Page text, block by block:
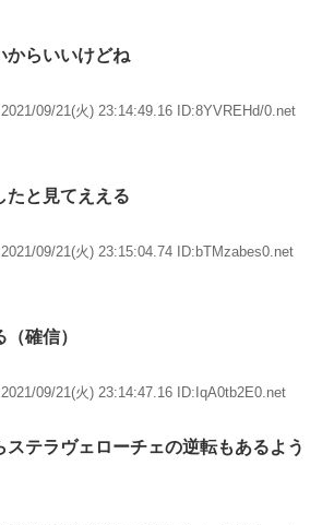
からいいけどね
2021/09/21(火) 23:14:49.16 ID:8YVREHd/0.net
たと見てええる
2021/09/21(火) 23:15:04.74 ID:bTMzabes0.net
確信）
2021/09/21(火) 23:14:47.16 ID:IqA0tb2E0.net
テラヴェローチェの逆転もあるよう